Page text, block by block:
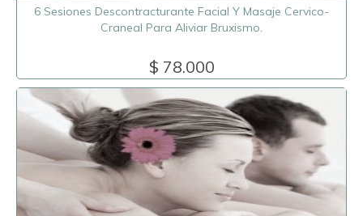
6 Sesiones Descontracturante Facial Y Masaje Cervico-
Craneal Para Aliviar Bruxismo.
$ 78.000